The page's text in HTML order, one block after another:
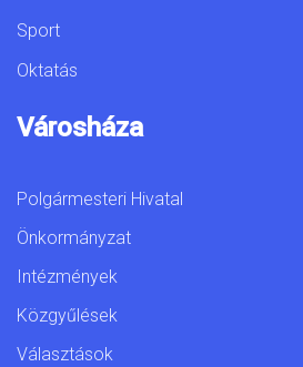
Sport
Oktatás
Városháza
Polgármesteri Hivatal
Önkormányzat
Intézmények
Közgyűlések
Választások